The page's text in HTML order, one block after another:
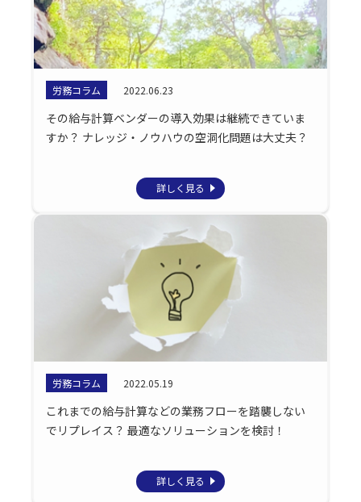
労務コラム 2022.06.23
その給与計算ベンダーの導入効果は継続できていま
すか？ ナレッジ・ノウハウの空洞化問題は大丈夫？
詳しく見る
労務コラム 2022.05.19
これまでの給与計算などの業務フローを踏襲しない
でリプレイス？ 最適なソリューションを検討！
詳しく見る